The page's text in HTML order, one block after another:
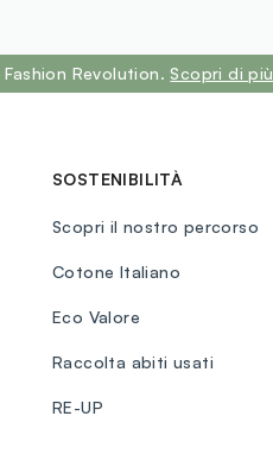
Revolution. Scopri di più
SOSTENIBILITÀ
Scopri il nostro percorso
Cotone Italiano
Eco Valore
Raccolta abiti usati
RE-UP